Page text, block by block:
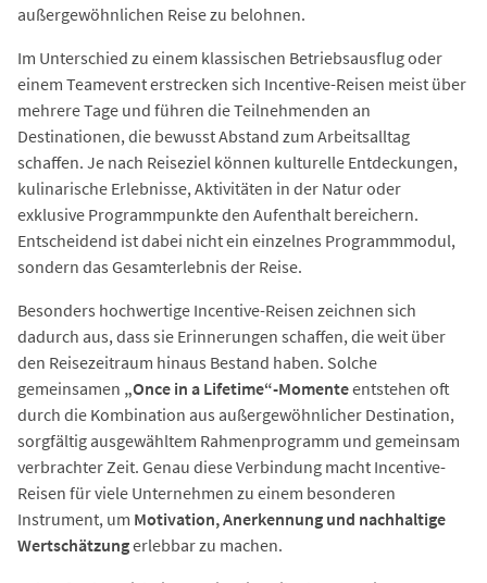
außergewöhnlichen Reise zu belohnen.
Im Unterschied zu einem klassischen Betriebsausflug oder
einem Teamevent erstrecken sich Incentive-Reisen meist über
mehrere Tage und führen die Teilnehmenden an
Destinationen, die bewusst Abstand zum Arbeitsalltag
schaffen. Je nach Reiseziel können kulturelle Entdeckungen,
kulinarische Erlebnisse, Aktivitäten in der Natur oder
exklusive Programmpunkte den Aufenthalt bereichern.
Entscheidend ist dabei nicht ein einzelnes Programmmodul,
sondern das Gesamterlebnis der Reise.
Besonders hochwertige Incentive-Reisen zeichnen sich
dadurch aus, dass sie Erinnerungen schaffen, die weit über
den Reisezeitraum hinaus Bestand haben. Solche
gemeinsamen „Once in a Lifetime“-Momenteentstehen oft
durch die Kombination aus außergewöhnlicher Destination,
sorgfältig ausgewähltem Rahmenprogramm und gemeinsam
verbrachter Zeit. Genau diese Verbindung macht Incentive-
Reisen für viele Unternehmen zu einem besonderen
Instrument, um Motivation, Anerkennung und nachhaltige
Wertschätzungerlebbar zu machen.